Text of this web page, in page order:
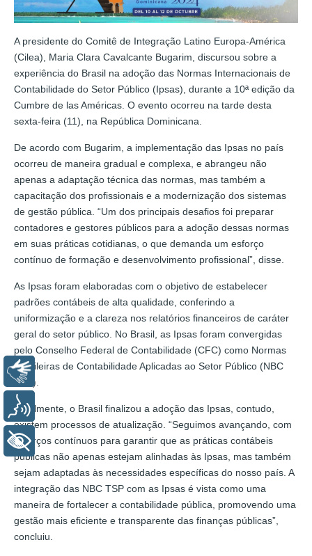
A presidente do Comitê de Integração Latino Europa-América
(Cilea), Maria Clara Cavalcante Bugarim, discursou sobre a
experiência do Brasil na adoção das Normas Internacionais de
Contabilidade do Setor Público (Ipsas), durante a 10ª edição da
Cumbre de las Américas. O evento ocorreu na tarde desta
sexta-feira (11), na República Dominicana.
De acordo com Bugarim, a implementação das Ipsas no país
ocorreu de maneira gradual e complexa, e abrangeu não
apenas a adaptação técnica das normas, mas também a
capacitação dos profissionais e a modernização dos sistemas
de gestão pública. “Um dos principais desafios foi preparar
contadores e gestores públicos para a adoção dessas normas
em suas práticas cotidianas, o que demanda um esforço
contínuo de formação e desenvolvimento profissional”, disse.
As Ipsas foram elaboradas com o objetivo de estabelecer
padrões contábeis de alta qualidade, conferindo a
uniformização e a clareza nos relatórios financeiros de caráter
geral do setor público. No Brasil, as Ipsas foram convergidas
pelo Conselho Federal de Contabilidade (CFC) como Normas
Brasileiras de Contabilidade Aplicadas ao Setor Público (NBC
TSP).
Atualmente, o Brasil finalizou a adoção das Ipsas, contudo,
existem processos de atualização. “Seguimos avançando, com
esforços contínuos para garantir que as práticas contábeis
públicas não apenas estejam alinhadas às Ipsas, mas também
sejam adaptadas às necessidades específicas do nosso país. A
integração das NBC TSP com as Ipsas é vista como uma
maneira de fortalecer a contabilidade pública, promovendo uma
gestão mais eficiente e transparente das finanças públicas”,
concluiu.
Libras
Voz
+ Acessibilidade